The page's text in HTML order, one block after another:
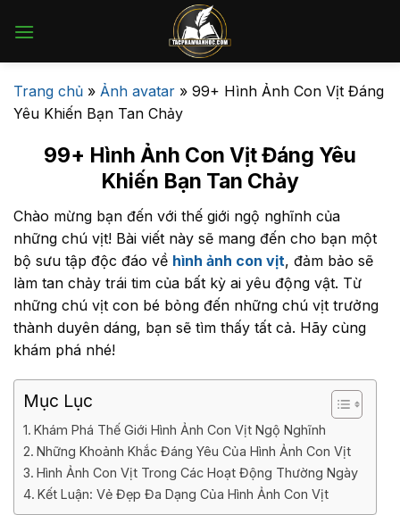
qua
Trang chủ » Ảnh avatar » 99+ Hình Ảnh Con Vịt Đáng
Yêu Khiến Bạn Tan Chảy
99+ Hình Ảnh Con Vịt Đáng Yêu
Khiến Bạn Tan Chảy
Chào mừng bạn đến với thế giới ngộ nghĩnh của
những chú vịt! Bài viết này sẽ mang đến cho bạn một
bộ sưu tập độc đáo về hình ảnh con vịt, đảm bảo sẽ
làm tan chảy trái tim của bất kỳ ai yêu động vật. Từ
những chú vịt con bé bỏng đến những chú vịt trưởng
thành duyên dáng, bạn sẽ tìm thấy tất cả. Hãy cùng
khám phá nhé!
Mục Lục
Khám Phá Thế Giới Hình Ảnh Con Vịt Ngộ Nghĩnh
Những Khoảnh Khắc Đáng Yêu Của Hình Ảnh Con Vịt
Hình Ảnh Con Vịt Trong Các Hoạt Động Thường Ngày
Kết Luận: Vẻ Đẹp Đa Dạng Của Hình Ảnh Con Vịt